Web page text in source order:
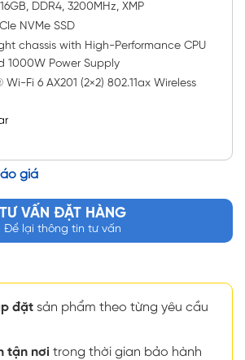
DDR4, 3200MHz, XMP
NVMe SSD
chassis with High-Performance CPU
1000W Power Supply
Wi-Fi 6 AX201 (2×2) 802.11ax Wireless
giá
TƯ VẤN ĐẶT HÀNG
Để lại thông tin tư vấn
đặt sản phẩm theo từng yêu cầu
tận nơi trong thời gian bảo hành